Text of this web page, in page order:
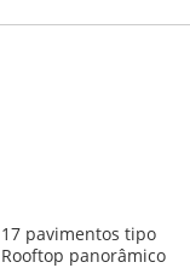
17 pavimentos tipo
Rooftop panorâmico